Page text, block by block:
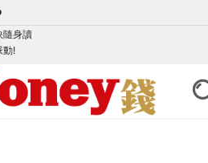
隨身讀
動!